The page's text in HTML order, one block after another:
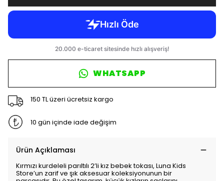
WHATSAPP
150 TL üzeri ücretsiz kargo
10 gün içinde iade değişim
Ürün Açıklaması
Kırmızı kurdeleli parıltılı 2’li kız bebek tokası, Luna Kids
Store’un zarif ve şık aksesuar koleksiyonunun bir